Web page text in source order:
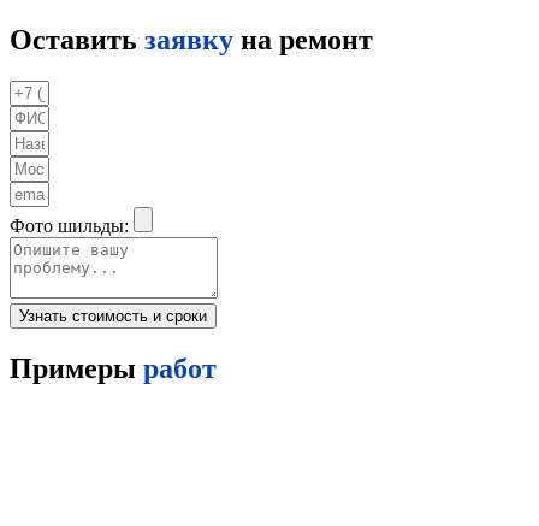
Оставить заявку на ремонт
Фото шильды:
Узнать стоимость и сроки
Примеры работ